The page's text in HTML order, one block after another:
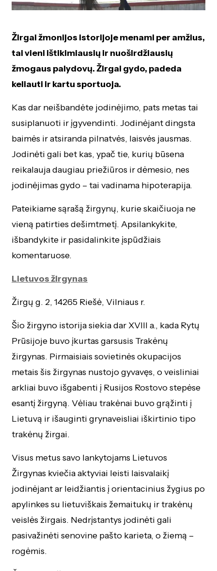
Žirgai žmonijos istorijoje menami per amžius,
tai vieni ištikimiausių ir nuoširdžiausių
žmogaus palydovų. Žirgai gydo, padeda
keliauti ir kartu sportuoja.
Kas dar neišbandėte jodinėjimo, pats metas tai
susiplanuoti ir įgyvendinti. Jodinėjant dingsta
baimės ir atsiranda pilnatvės, laisvės jausmas.
Jodinėti gali bet kas, ypač tie, kurių būsena
reikalauja daugiau priežiūros ir dėmesio, nes
jodinėjimas gydo – tai vadinama hipoterapija.
Pateikiame sąrašą žirgynų, kurie skaičiuoja ne
vieną patirties dešimtmetį. Apsilankykite,
išbandykite ir pasidalinkite įspūdžiais
komentaruose.
Lietuvos žirgynas
Žirgų g. 2, 14265 Riešė, Vilniaus r.
Šio žirgyno istorija siekia dar XVIII a., kada Rytų
Prūsijoje buvo įkurtas garsusis Trakėnų
žirgynas. Pirmaisiais sovietinės okupacijos
metais šis žirgynas nustojo gyvavęs, o veisliniai
arkliai buvo išgabenti į Rusijos Rostovo stepėse
esantį žirgyną. Vėliau trakėnai buvo grąžinti į
Lietuvą ir išauginti grynaveisliai iškirtinio tipo
trakėnų žirgai.
Visus metus savo lankytojams Lietuvos
Žirgynas kviečia aktyviai leisti laisvalaikį
jodinėjant ar leidžiantis į orientacinius žygius po
apylinkes su lietuviškais žemaitukų ir trakėnų
veislės žirgais. Nedrįstantys jodinėti gali
pasivažinėti senovine pašto karieta, o žiemą –
rogėmis.